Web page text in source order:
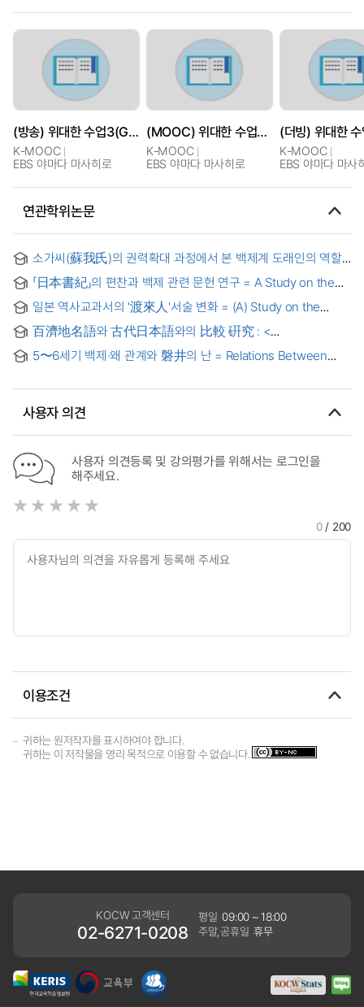
(방송) 위대한 수업3(GREAT MINDS) : 일본은 왜 저출생 국가가 되었나
K-MOOC
EBS 야마다 마사히로
(MOOC) 위대한 수업3(GREAT MINDS) : 일본은 왜 저출생 국가가 되었나
K-MOOC
EBS 야마다 마사히로
K-MOOC
EBS 야마다 마사
연관학위논문
소가씨(蘇我氏)의 권력확대 과정에서 본 백제계 도래인의 역할
= The role of Baekje immigrants in the process of
expanding Soga's power
「日本書紀」의 편찬과 백제 관련 문헌 연구 = A Study on the
Relation between the Compilation of "Ilbonsoki" and
Historical Records of Baekje
일본 역사교과서의 '渡來人'서술 변화 = (A) Study on the
changes in the use of the term "Doraein" in Japanese
history textbooks
百濟地名語와 古代日本語와의 比較 硏究 : <
三國史記地理誌를 中心으로> = (A) study on comparative
considerations of between geographical desgions in Bekje
geographical book of three dynasties histories
5〜6세기 백제·왜 관계와 磐井의 난 = Relations Between
사용자 의견
사용자 의견등록 및 강의평가를 위해서는 로그인을
해주세요.
0/ 200
이용조건
귀하는 원저작자를 표시하여야 합니다.
귀하는 이 저작물을 영리 목적으로 이용할 수 없습니다.
KOCW 고객센터
02-6271-0208
평일 09:00 ~ 18:00
주말,공휴일 휴무